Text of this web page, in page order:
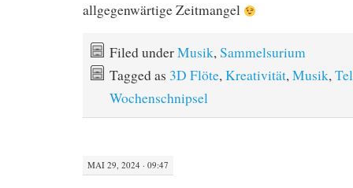
allgegenwärtige Zeitmangel
Filed underMusik,Sammelsurium
Tagged as 3D Flöte,Kreativität,Musik,
Wochenschnipsel
MAI 29, 2024 · 09:47